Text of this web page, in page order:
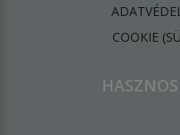
​COOKIE